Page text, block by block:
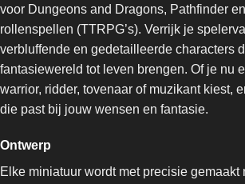
voor Dungeons and Dragons, Pathfinder
rollenspellen (TTRPG’s). Verrijk je
verbluffende en gedetailleerde characters
fantasiewereld tot leven brengen. Of je nu
warrior, ridder, tovenaar of muzikant kiest,
die past bij jouw wensen en fantasie.
Ontwerp
Elke miniatuur wordt met precisie gemaakt